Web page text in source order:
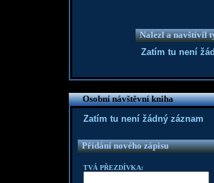
Nalezl a navštívil
Zatím tu není
Osobní návštěvní kniha
Zatím tu není žádný záznam
Přidání nového zápisu
TVÁ PŘEZDÍVKA: